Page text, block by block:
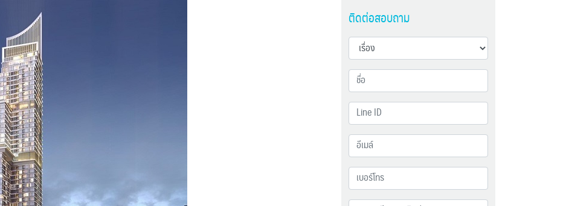
ติดต่อสอบถาม